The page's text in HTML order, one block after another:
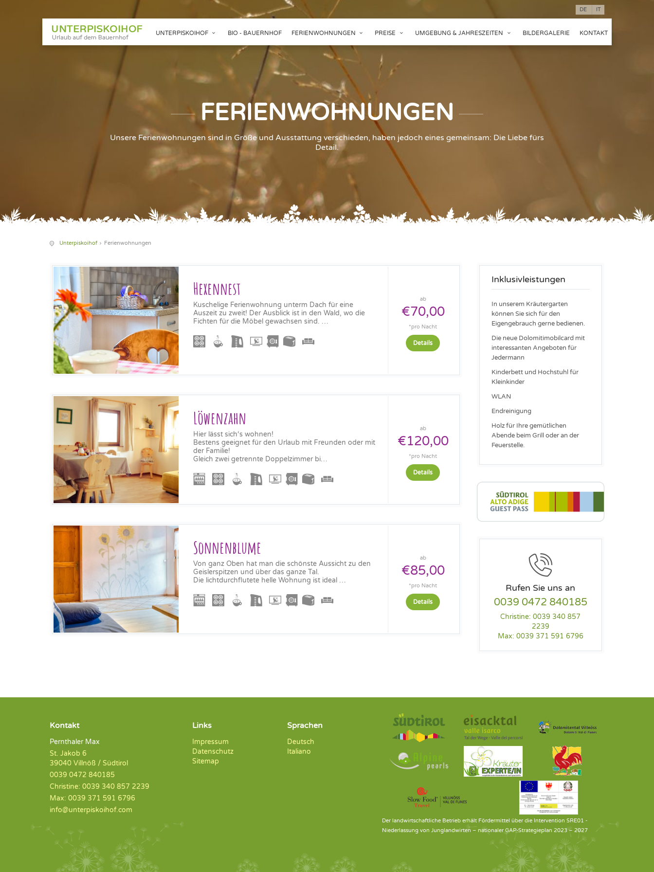
DE IT
UNTERPISKOIHOF BIO - BAUERNHOF FERIENWOHNUNGEN PREISE UMGEBUNG & JAHRESZEITEN BILDERGALERIE KONTAKT
FERIENWOHNUNGEN
Unsere Ferienwohnungen sind in Größe und Ausstattung verschieden, haben jedoch eines gemeinsam: Die Liebe fürs
Detail.
Unterpiskoihof Ferienwohnungen
Hexennest
Kuschelige Ferienwohnung unterm Dach für eine
Auszeit zu zweit! Der Ausblick ist in den Wald, wo die
Fichten für die Möbel gewachsen sind. …
ab
€70,00
*pro Nacht
Details
Löwenzahn
Hier lässt sich‘s wohnen!
Bestens geeignet für den Urlaub mit Freunden oder mit
der Familie!
Gleich zwei getrennte Doppelzimmer bi…
ab
€120,00
*pro Nacht
Details
Sonnenblume
Von ganz Oben hat man die schönste Aussicht zu den
Geislerspitzen und über das ganze Tal.
Die lichtdurchflutete helle Wohnung ist ideal …
ab
€85,00
*pro Nacht
Details
Inklusivleistungen
In unserem Kräutergarten
können Sie sich für den
Eigengebrauch gerne bedienen.
Die neue Dolomitimobilcard mit
interessanten Angeboten für
Jedermann
Kinderbett und Hochstuhl für
Kleinkinder
WLAN
Endreinigung
Holz für Ihre gemütlichen
Abende beim Grill oder an der
Feuerstelle.
Rufen Sie uns an
0039 0472 840185
Christine: 0039 340 857
2239
Max: 0039 371 591 6796
Kontakt
Pernthaler Max
St. Jakob 6
39040 Villnöß / Südtirol
0039 0472 840185
Christine: 0039 340 857 2239
Max: 0039 371 591 6796
info@unterpiskoihof.com
Links
Impressum
Datenschutz
Sitemap
Sprachen
Deutsch
Italiano
Der landwirtschaftliche Betrieb erhält Fördermittel über die Intervention SRE01 -
Niederlassung von Junglandwirten – nationaler GAP-Strategieplan 2023 – 2027